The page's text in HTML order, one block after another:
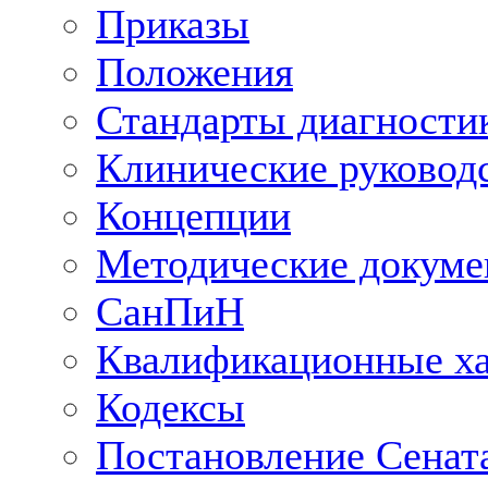
Приказы
Положения
Стандарты
Клинические
Концепции
Методические
СанПиН
Квалификационные
Кодексы
Постановление